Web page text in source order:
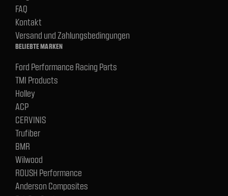
FAQ
Kontakt
Versand und Zahlungsbedingungen
BELIEBTE MARKEN
Ford Performance Racing Parts
TMI Products
Holley
ACP
CERVINIS
Trufiber
BMR
Wilwood
ROUSH Performance
Anderson Composites